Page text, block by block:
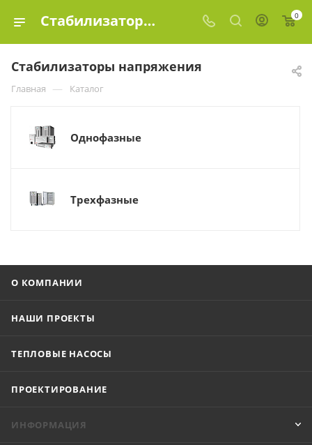
Стабилизаторы напряжения купить в Москве, цены в интернет-магазине «Эко-элемент» 0
Стабилизаторы напряжения
Главная — Каталог
Однофазные
Трехфазные
О КОМПАНИИ
НАШИ ПРОЕКТЫ
ТЕПЛОВЫЕ НАСОСЫ
ПРОЕКТИРОВАНИЕ
ИНФОРМАЦИЯ